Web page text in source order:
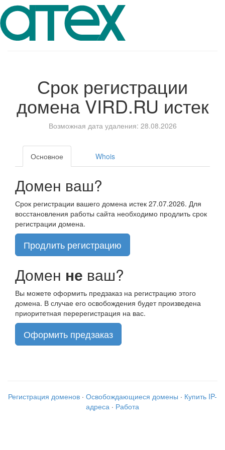
Срок регистрации
доменаVIRD.RU истек
Возможная дата удаления: 28.08.2026
Основное Whois
Домен ваш?
Срок регистрации вашего домена истек 27.07.2026. Для
восстановления работы сайта необходимо продлить срок
регистрации домена.
Продлить регистрацию
Домен не ваш?
Вы можете оформить предзаказ на регистрацию этого
домена. В случае его освобождения будет произведена
приоритетная перерегистрация на вас.
Оформить предзаказ
Регистрация доменов · Освобождающиеся домены · Купить IP-
адреса · Работа